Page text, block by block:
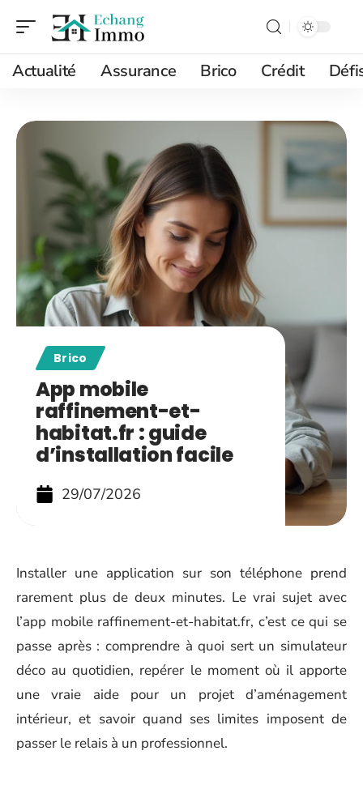
Actualité Assurance Brico Crédit
Brico
App mobile
raffinement-et-
habitat.fr : guide
d’installation facile
29/07/2026
Installer une application sur son téléphone prend
rarement plus de deux minutes. Le vrai sujet avec
l’app mobile raffinement-et-habitat.fr, c’est ce qui se
passe après : comprendre à quoi sert un simulateur
déco au quotidien, repérer le moment où il apporte
une vraie aide pour un projet d’aménagement
intérieur, et savoir quand ses limites imposent de
passer le relais à un professionnel.